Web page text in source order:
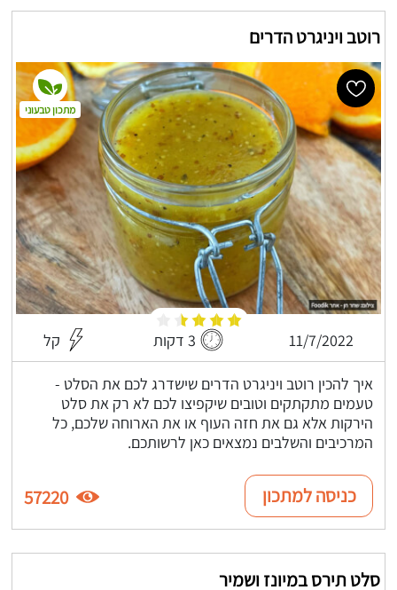
רוטב ויניגרט הדרים
11/7/2022 3 דקות קל
איך להכין רוטב ויניגרט הדרים שישדרג לכם את הסלט -
טעמים מתקתקים וטובים שיקפיצו לכם לא רק את סלט
הירקות אלא גם את חזה העוף או את הארוחה שלכם, כל
המרכיבים והשלבים נמצאים כאן לרשותכם.
מתכון טבעוני
כניסה למתכון 57220
סלט תירס במיונז ושמיר